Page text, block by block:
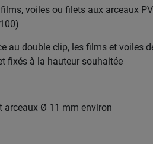
voiles ou filets aux arceaux
au double clip, les films et voiles
fixés à la hauteur souhaitée
arceaux Ø 11 mm environ